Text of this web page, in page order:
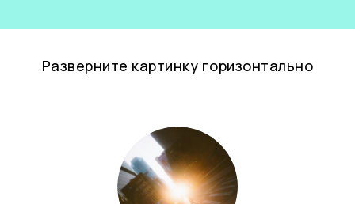
Разверните картинку горизонтально